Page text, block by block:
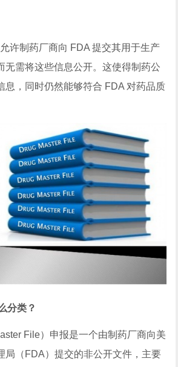
许制药厂商向 FDA 提交其用于生产
无需将这些信息公开。这使得制药公
息，同时仍然能够符合 FDA 对药品质
分类？
File）申报是一个由制药厂商向美
局（FDA）提交的非公开文件，主要